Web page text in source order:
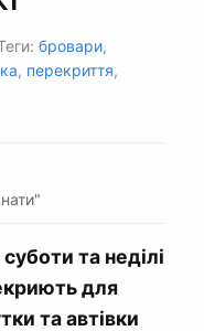
бровари,
, перекриття,
та неділі
для
та автівки